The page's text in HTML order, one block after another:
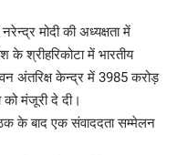
मोदी की अध्यक्षता में
श्रीहरिकोटा में भारतीय
अंतरिक्ष केन्द्र में 3985 करोड़
मंजूरी दे दी।
के बाद एक संवाददता सम्मेलन